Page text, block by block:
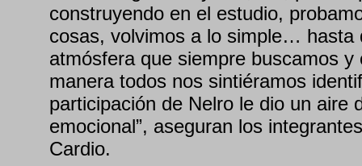
construyendo en el estudio,
cosas, volvimos a lo simple… hasta
atmósfera que siempre buscamos y
manera todos nos sintiéramos
participación de Nelro le dio un aire
emocional”, aseguran los
Cardio.